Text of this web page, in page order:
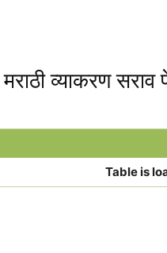
व्याकरण सराव
Table is